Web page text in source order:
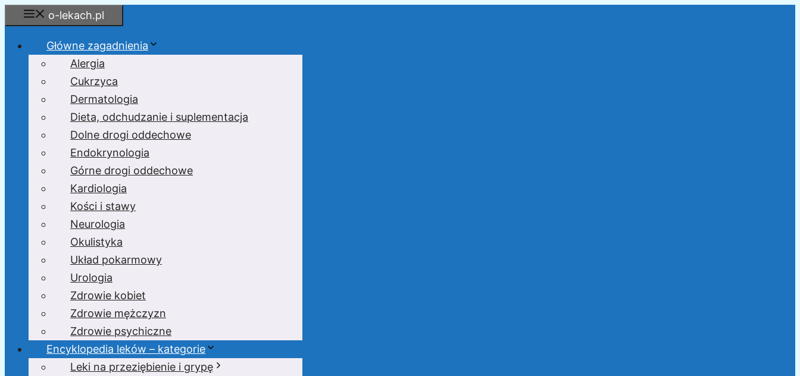
Przejdź
do
o-lekach.pl
Główne zagadnienia
Alergia
Cukrzyca
Dermatologia
Dieta, odchudzanie i suplementacja
Dolne drogi oddechowe
Endokrynologia
Górne drogi oddechowe
Kardiologia
Kości i stawy
Neurologia
Okulistyka
Układ pokarmowy
Urologia
Zdrowie kobiet
Zdrowie mężczyzn
Zdrowie psychiczne
Encyklopedia leków – kategorie
Leki na przeziębienie i grypę